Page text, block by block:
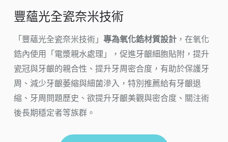
豐蘊光全瓷奈米技術
「豐蘊光全瓷奈米技術」 專為氧化鋯材質設計，在氧化
鋯內使用「電漿親水處理」，促進牙齦細胞貼附，提升
瓷冠與牙齦的親合性、提升牙周密合度，有助於保護牙
周、減少牙齦萎縮與細菌滲入，特別推薦給有牙齦退
縮、牙周問題歷史、欲提升牙齦美觀與密合度、關注術
後長期穩定者等族群。